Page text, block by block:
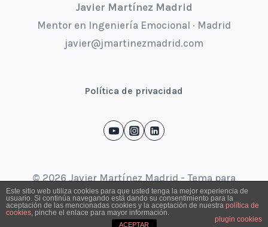
Javier Martínez Madrid
Mentor en Ingeniería Emocional · Madrid
javier@jmartinezmadrid.com
Política de privacidad
© 2026 Javier Martínez Madrid - Tema para
WordPress porKadence WP
Este sitio web utiliza cookies para que usted tenga la mejor experiencia de
usuario. Si continúa navegando está dando su consentimiento para la
aceptación de las mencionadas cookies y la aceptación de nuestra política de
cookies, pinche el enlace para mayor información.
plugin cookies
ACEPTAR